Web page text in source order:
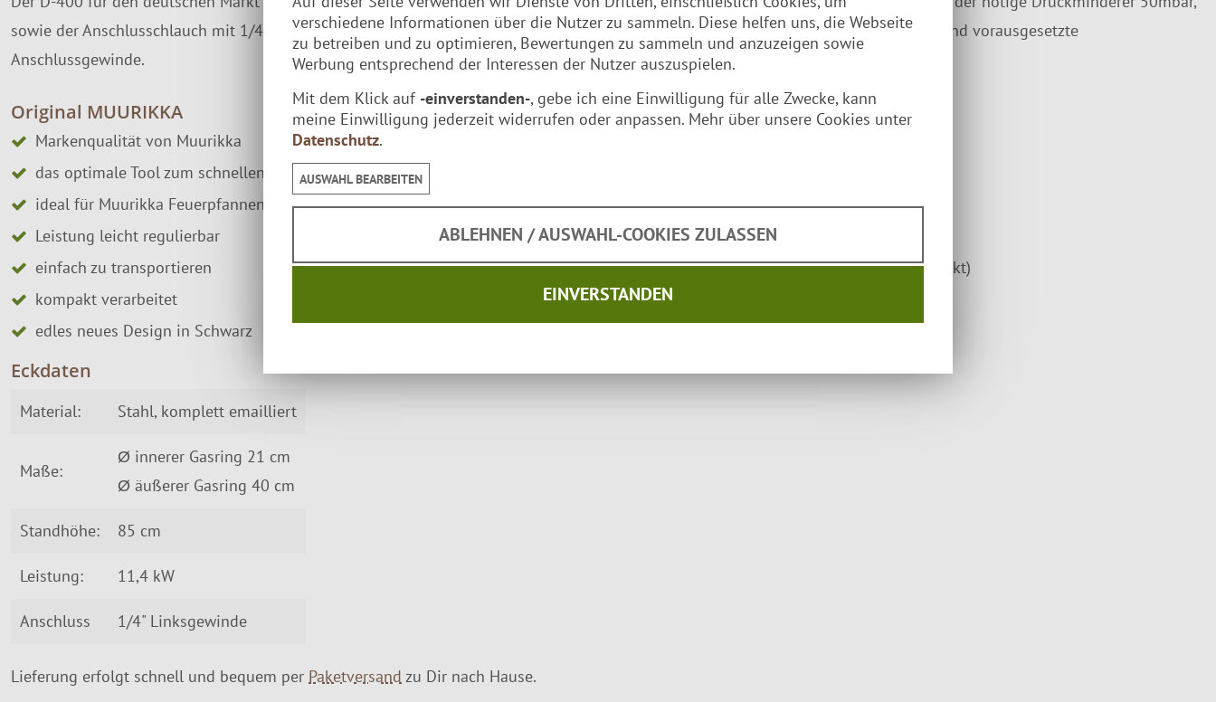
sowie der Anschlusschlauch mit 1/4" Linksgewinde enthalten. Der Brenner selbst besitzt anstatt dem Stülpanschluss das in Deutschland vorausgesetzte
Anschlussgewinde.
Original MUURIKKA
Markenqualität von Muurikka
das optimale Tool zum schnellen Erhitzen Deiner Pfanne
ideal für Muurikka Feuerpfannen bis Größe 58
Leistung leicht regulierbar
einfach zu transportieren
kompakt verarbeitet
edles neues Design in Schwarz
Lieferumfang
1 Windschutz
1 Anschlussschlauch 1/4" Linksgewinde
1 Druckminderer 50mbar (für deutschen Markt)
Eckdaten
Material: Stahl, komplett emailliert
Maße:
Ø innerer Gasring 21 cm
Ø äußerer Gasring 40 cm
Standhöhe: 85 cm
Leistung: 11,4 kW
Anschluss 1/4" Linksgewinde
Lieferung erfolgt schnell und bequem per Paketversand zu Dir nach Hause.
verschiedene Informationen über die Nutzer zu sammeln. Diese helfen uns, die Webseite
zu betreiben und zu optimieren, Bewertungen zu sammeln und anzuzeigen sowie
Werbung entsprechend der Interessen der Nutzer auszuspielen.
Mit dem Klick auf -einverstanden-, gebe ich eine Einwilligung für alle Zwecke, kann
meine Einwilligung jederzeit widerrufen oder anpassen. Mehr über unsere Cookies unter
Datenschutz.
AUSWAHL BEARBEITEN
ABLEHNEN / AUSWAHL-COOKIES ZULASSEN
EINVERSTANDEN